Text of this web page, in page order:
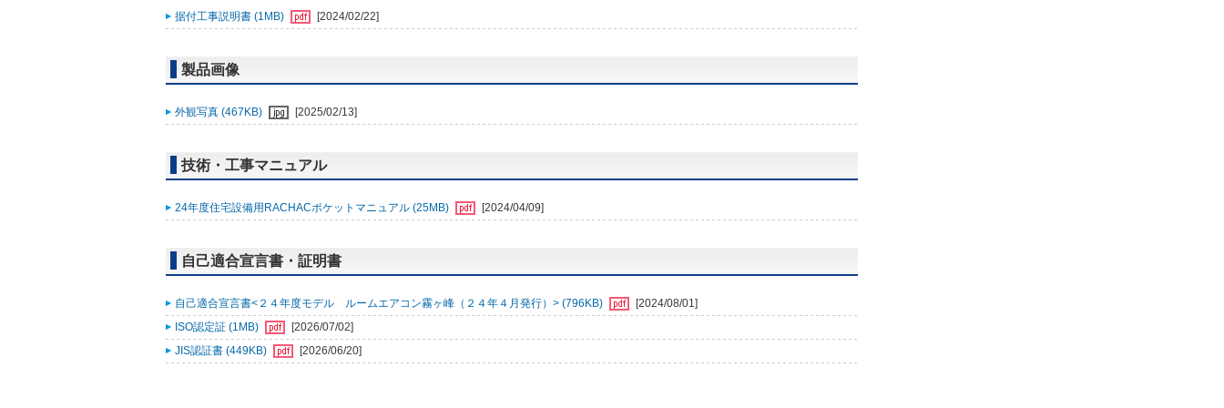
据付工事説明書 (1MB) [2024/02/22]
製品画像
外観写真 (467KB) [2025/02/13]
技術・工事マニュアル
24年度住宅設備用RACHACポケットマニュアル (25MB) [2024/04/09]
自己適合宣言書・証明書
自己適合宣言書<２４年度モデル ルームエアコン霧ヶ峰（２４年４月発行）> (796KB)
[2024/08/01]
ISO認定証 (1MB)
[2026/07/02]
JIS認証書 (449KB)
[2026/06/20]